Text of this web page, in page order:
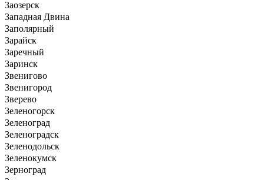
Заозерск
Западная Двина
Заполярный
Зарайск
Заречный
Заринск
Звенигово
Звенигород
Зверево
Зеленогорск
Зеленоград
Зеленоградск
Зеленодольск
Зеленокумск
Зерноград